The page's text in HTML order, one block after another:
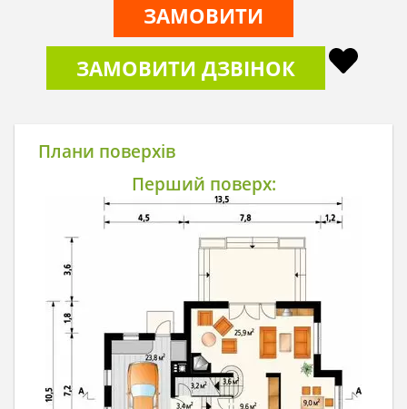
ЗАМОВИТИ
ЗАМОВИТИ ДЗВІНОК
Плани поверхів
Перший поверх: